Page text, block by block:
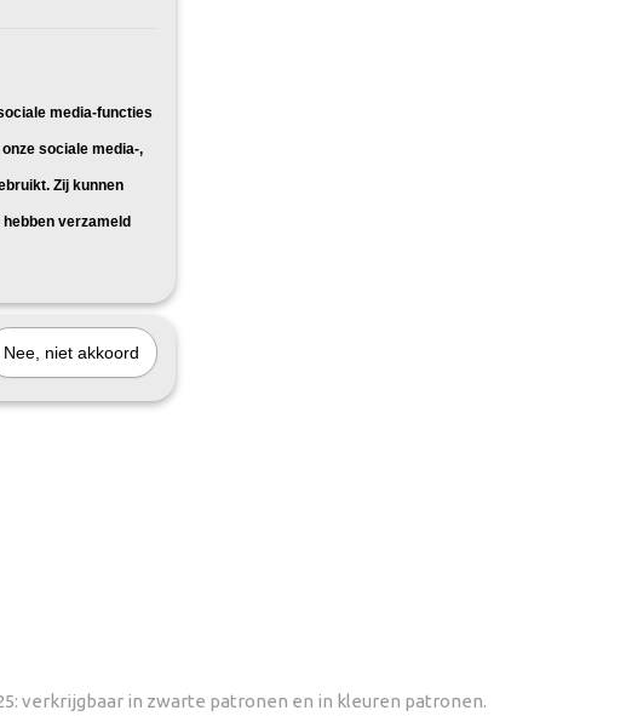
verkrijgbaar in zwarte patronen en in kleuren patronen.
media-functies
sociale media-,
Zij kunnen
verzameld
Nee, niet akkoord